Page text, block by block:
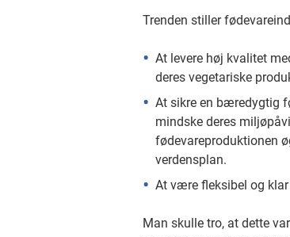
Trenden stiller
At levere høj kvalitet
deres vegetariske
At sikre en bæredygtig
mindske deres
fødevareproduktionen
verdensplan.
At være fleksibel og
Man skulle tro, at dette